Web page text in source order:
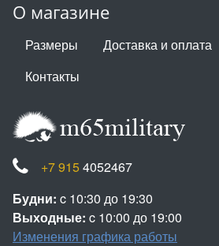
О магазине
Размеры Доставка и оплата
Контакты
+7 915 4052467
Будни: c 10:30 до 19:30
Выходные: c 10:00 до 19:00
Изменения графика работы